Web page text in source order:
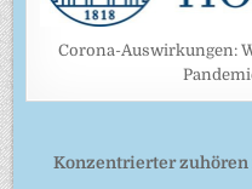
Corona-Auswirkungen:
Konzentrierter zuhören